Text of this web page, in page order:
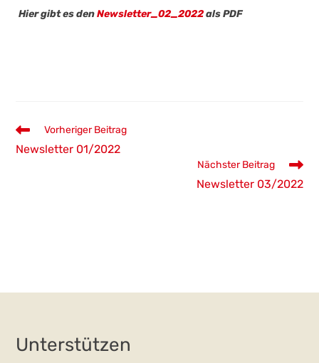
Hier gibt es denNewsletter_02_2022als PDF
Weitere
Artikel
ansehen
Vorheriger Beitrag
Newsletter 01/2022
Nächster Beitrag
Newsletter 03/2022
Unterstützen